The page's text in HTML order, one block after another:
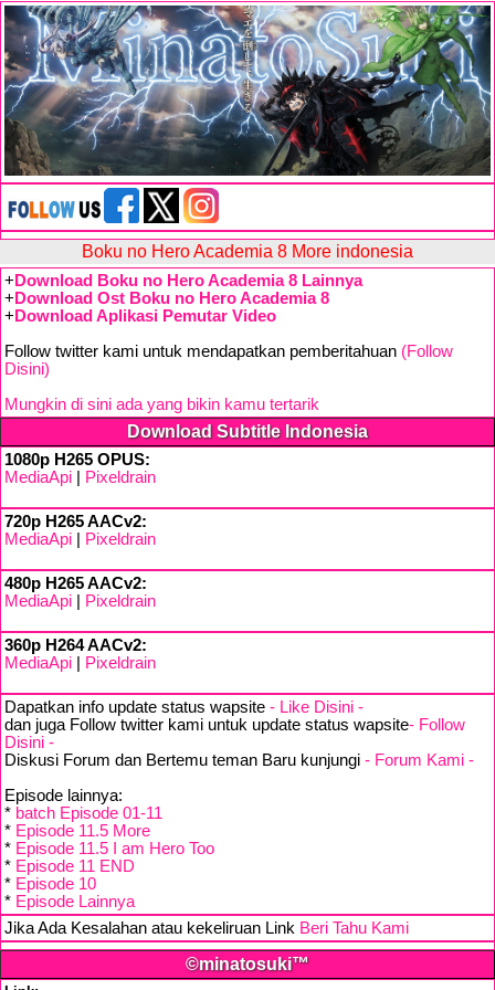
Boku no Hero Academia 8 More indonesia
+ Download Boku no Hero Academia 8 Lainnya
+ Download Ost Boku no Hero Academia 8
+ Download Aplikasi Pemutar Video
Follow twitter kami untuk mendapatkan pemberitahuan (Follow
Disini)
Mungkin di sini ada yang bikin kamu tertarik
Download Subtitle Indonesia
1080p H265 OPUS:
MediaApi
Pixeldrain
720p H265 AACv2:
MediaApi
Pixeldrain
480p H265 AACv2:
MediaApi
Pixeldrain
360p H264 AACv2:
MediaApi
Pixeldrain
Dapatkan info update status wapsite - Like Disini -
dan juga Follow twitter kami untuk update status wapsite- Follow
Disini -
Diskusi Forum dan Bertemu teman Baru kunjungi - Forum Kami -
Episode lainnya:
* batch Episode 01-11
* Episode 11.5 More
* Episode 11.5 I am Hero Too
* Episode 11 END
* Episode 10
* Episode Lainnya
Jika Ada Kesalahan atau kekeliruan Link Beri Tahu Kami
©minatosuki™